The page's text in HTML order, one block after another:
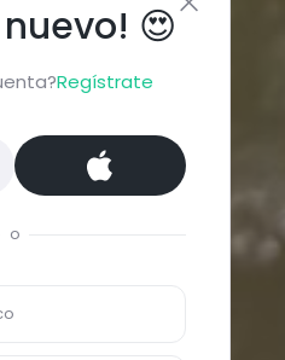
😍
Regístrate
o